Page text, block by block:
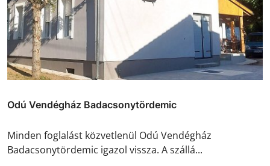
Odú Vendégház Badacsonytördemic
Minden foglalást közvetlenül Odú Vendégház
Badacsonytördemic igazol vissza. A szállá...